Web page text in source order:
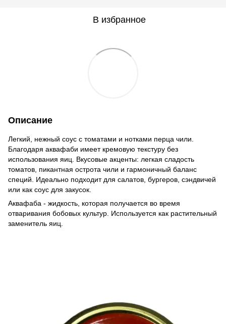
В избранное
Описание
Легкий, нежный соус с томатами и нотками перца чили.
Благодаря аквафаби имеет кремовую текстуру без
использования яиц. Вкусовые акценты: легкая сладость
томатов, пикантная острота чили и гармоничный баланс
специй. Идеально подходит для салатов, бургеров, сэндвичей
или как соус для закусок.
Аквафаба - жидкость, которая получается во время
отваривания бобовых культур. Используется как растительный
заменитель яиц.